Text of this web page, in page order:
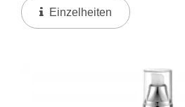
On-Pumpe Geliefert, Die Dafür
Lotion...
Einzelheiten